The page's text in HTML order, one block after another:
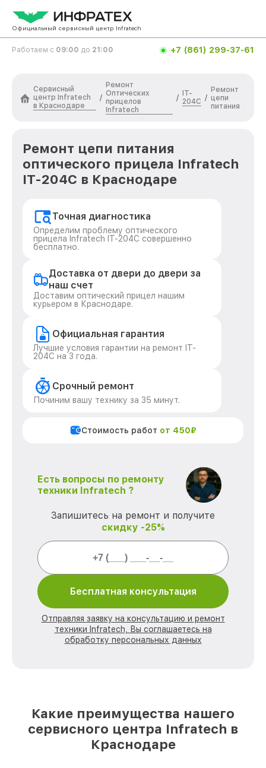
Официальный сервисный центр Infratech
Работаем с 09:00 до 21:00 +7 (861) 299-37-61
Сервисный
центр Infratech
в Краснодаре
/
Ремонт
Оптических
прицелов
Infratech
/
IT-
204C /
Ремонт
цепи
питания
Ремонт цепи питания
оптического прицела Infratech
IT-204C в Краснодаре
Точная диагностика
Определим проблему оптического
прицела Infratech IT-204C совершенно
бесплатно.
Доставка от двери до двери за
наш счет
Доставим оптический прицел нашим
курьером в Краснодаре.
Официальная гарантия
Лучшие условия гарантии на ремонт IT-
204C на 3 года.
Срочный ремонт
Починим вашу технику за 35 минут.
Стоимость работ от 450₽
Есть вопросы по ремонту
техники Infratech ?
Запишитесь на ремонт и получите
скидку -25%
Бесплатная консультация
Отправляя заявку на консультацию и ремонт
техники Infratech, Вы соглашаетесь на
обработку персональных данных
Какие преимущества нашего
сервисного центра Infratech в
Краснодаре